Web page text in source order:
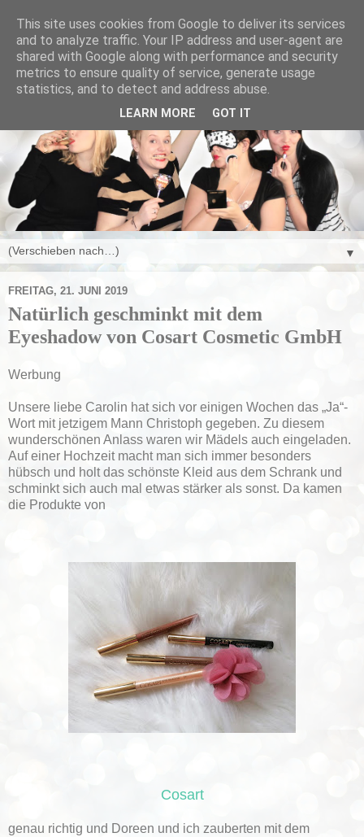
▼
FREITAG, 21. JUNI 2019
Natürlich geschminkt mit dem
Eyeshadow von Cosart Cosmetic GmbH
Werbung
Unsere liebe Carolin hat sich vor einigen Wochen das „Ja“-
Wort mit jetzigem Mann Christoph gegeben. Zu diesem
wunderschönen Anlass waren wir Mädels auch eingeladen.
Auf einer Hochzeit macht man sich immer besonders
hübsch und holt das schönste Kleid aus dem Schrank und
schminkt sich auch mal etwas stärker als sonst. Da kamen
die Produkte von
Cosart
genau richtig und Doreen und ich zauberten mit dem
This site uses cookies from Google to deliver its services
and to analyze traffic. Your IP address and user-agent are
shared with Google along with performance and security
metrics to ensure quality of service, generate usage
statistics, and to detect and address abuse.
LEARN MORE GOT IT